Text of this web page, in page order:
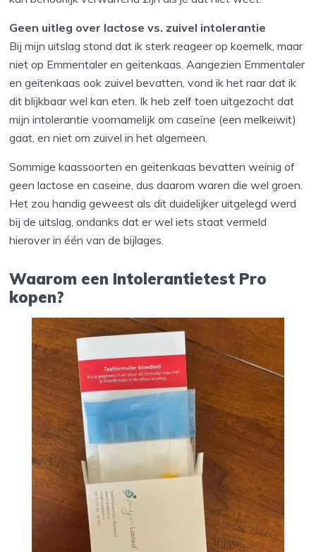
Geen uitleg over lactose vs. zuivel intolerantie
Bij mijn uitslag stond dat ik sterk reageer op koemelk, maar
niet op Emmentaler en geitenkaas. Aangezien Emmentaler
en geitenkaas ook zuivel bevatten, vond ik het raar dat ik
dit blijkbaar wel kan eten. Ik heb zelf toen uitgezocht dat
mijn intolerantie voornamelijk om caseïne (een melkeiwit)
gaat, en niet om zuivel in het algemeen.
Sommige kaassoorten en geitenkaas bevatten weinig of
geen lactose en caseine, dus daarom waren die wel groen.
Het zou handig geweest als dit duidelijker uitgelegd werd
bij de uitslag, ondanks dat er wel iets staat vermeld
hierover in één van de bijlages.
Waarom een Intolerantietest Pro
kopen?